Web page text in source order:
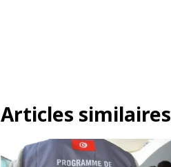
Articles similaires